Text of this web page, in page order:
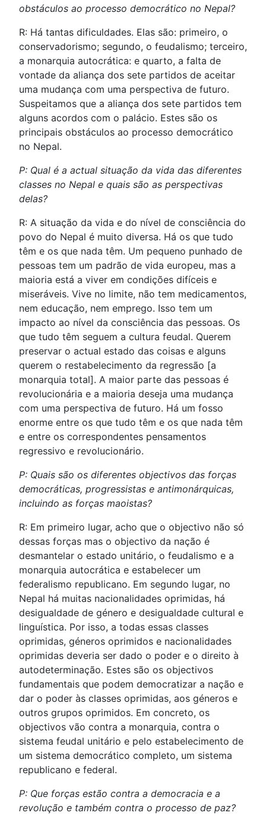
obstáculos ao processo democrático no Nepal?
R: Há tantas dificuldades. Elas são: primeiro, o
conservadorismo; segundo, o feudalismo; terceiro,
a monarquia autocrática: e quarto, a falta de
vontade da aliança dos sete partidos de aceitar
uma mudança com uma perspectiva de futuro.
Suspeitamos que a aliança dos sete partidos tem
alguns acordos com o palácio. Estes são os
principais obstáculos ao processo democrático
no Nepal.
P: Qual é a actual situação da vida das diferentes
classes no Nepal e quais são as perspectivas
delas?
R: A situação da vida e do nível de consciência do
povo do Nepal é muito diversa. Há os que tudo
têm e os que nada têm. Um pequeno punhado de
pessoas tem um padrão de vida europeu, mas a
maioria está a viver em condições difíceis e
miseráveis. Vive no limite, não tem medicamentos,
nem educação, nem emprego. Isso tem um
impacto ao nível da consciência das pessoas. Os
que tudo têm seguem a cultura feudal. Querem
preservar o actual estado das coisas e alguns
querem o restabelecimento da regressão [a
monarquia total]. A maior parte das pessoas é
revolucionária e a maioria deseja uma mudança
com uma perspectiva de futuro. Há um fosso
enorme entre os que tudo têm e os que nada têm
e entre os correspondentes pensamentos
regressivo e revolucionário.
P: Quais são os diferentes objectivos das forças
democráticas, progressistas e antimonárquicas,
incluindo as forças maoistas?
R: Em primeiro lugar, acho que o objectivo não só
dessas forças mas o objectivo da nação é
desmantelar o estado unitário, o feudalismo e a
monarquia autocrática e estabelecer um
federalismo republicano. Em segundo lugar, no
Nepal há muitas nacionalidades oprimidas, há
desigualdade de género e desigualdade cultural e
linguística. Por isso, a todas essas classes
oprimidas, géneros oprimidos e nacionalidades
oprimidas deveria ser dado o poder e o direito à
autodeterminação. Estes são os objectivos
fundamentais que podem democratizar a nação e
dar o poder às classes oprimidas, aos géneros e
outros grupos oprimidos. Em concreto, os
objectivos vão contra a monarquia, contra o
sistema feudal unitário e pelo estabelecimento de
um sistema democrático completo, um sistema
republicano e federal.
P: Que forças estão contra a democracia e a
revolução e também contra o processo de paz?